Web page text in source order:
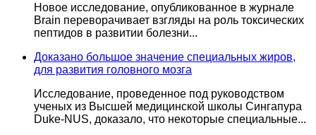
Новое исследование, опубликованное в журнале
Brain переворачивает взгляды на роль токсических
пептидов в развитии болезни...
Доказано большое значение специальных жиров,
для развития головного мозга
Исследование, проведенное под руководством
ученых из Высшей медицинской школы Сингапура
Duke-NUS, доказало, что некоторые специальные...